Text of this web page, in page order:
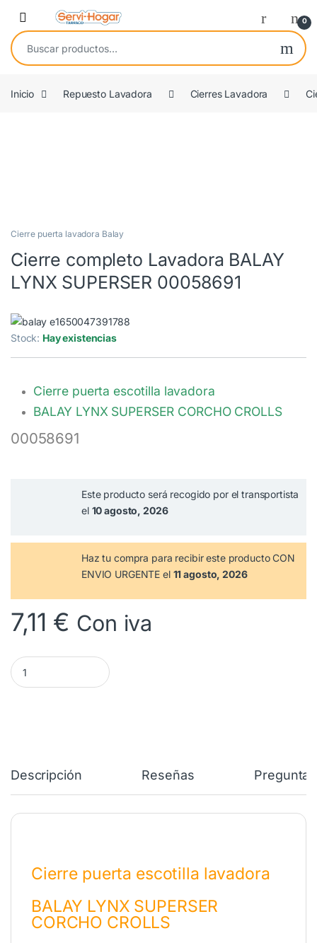
Saltar a navegación
saltar al contenido
Open 0
Buscar por:
Inicio Repuesto Lavadora Cierres Lavadora
Cierre puerta lavadora Balay
Cierre completo Lavadora BALAY
LYNX SUPERSER 00058691
Stock: Hay existencias
Cierre puerta escotilla lavadora
BALAY LYNX SUPERSER CORCHO CROLLS
00058691
Este producto será recogido por el transportista
el 10 agosto, 2026
Haz tu compra para recibir este producto CON
ENVIO URGENTE el 11 agosto, 2026
7,11 € Con iva
Cierre completo Lavadora BALAY LYNX SUPERSER 00058691
Descripción Reseñas
Cierre puerta escotilla lavadora
BALAY LYNX SUPERSER
CORCHO CROLLS